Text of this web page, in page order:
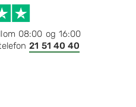
08:00 og 16:00
21 51 40 40